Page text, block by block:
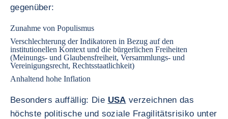
gegenüber:
Zunahme von Populismus
Verschlechterung der Indikatoren in Bezug auf den
institutionellen Kontext und die bürgerlichen Freiheiten
(Meinungs- und Glaubensfreiheit, Versammlungs- und
Vereinigungsrecht, Rechtsstaatlichkeit)
Anhaltend hohe Inflation
Besonders auffällig: Die USA verzeichnen das
höchste politische und soziale Fragilitätsrisiko unter